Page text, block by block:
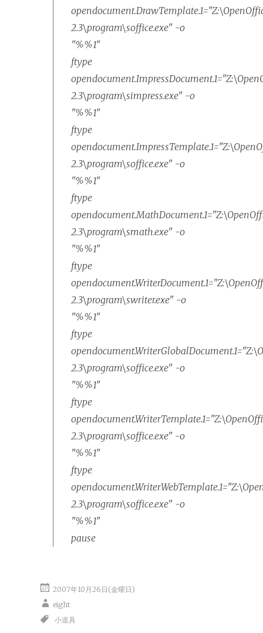
2.3\program\soffice.exe" -o
"%%1"
ftype
2.3\program\simpress.exe" -o
"%%1"
ftype
2.3\program\soffice.exe" -o
"%%1"
ftype
2.3\program\smath.exe" -o
"%%1"
ftype
2.3\program\swriter.exe" -o
"%%1"
ftype
2.3\program\soffice.exe" -o
"%%1"
ftype
2.3\program\soffice.exe" -o
"%%1"
ftype
2.3\program\soffice.exe" -o
"%%1"
pause
2007年10月26日(金曜日)
eight
小道具